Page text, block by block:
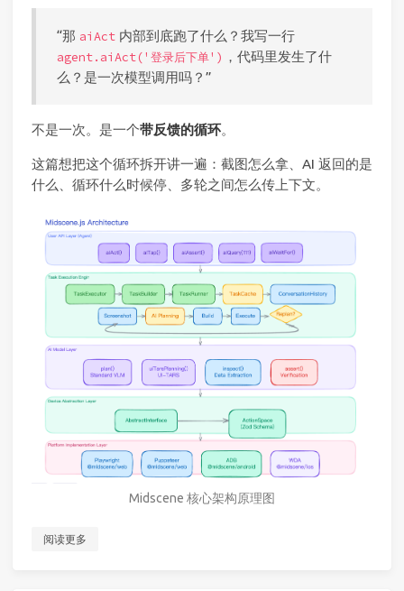
“那 aiAct 内部到底跑了什么？我写一行
agent.aiAct('登录后下单') ，代码里发生了什
么？是一次模型调用吗？”
不是一次。是一个带反馈的循环。
这篇想把这个循环拆开讲一遍：截图怎么拿、AI 返回的是
什么、循环什么时候停、多轮之间怎么传上下文。
Midscene 核心架构原理图
阅读更多